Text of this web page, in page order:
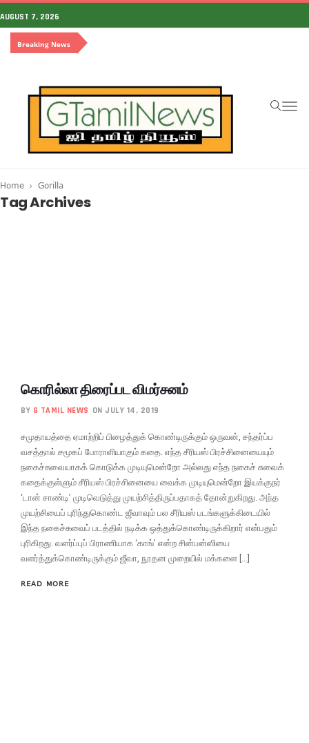
AUGUST 7, 2026
Breaking News
Home Gorilla
Tag Archives
கொரில்லா திரைப்பட விமர்சனம்
BY G TAMIL NEWS ON JULY 14, 2019
சமுதாயத்தை ஏமாற்றிப் பிழைத்துக் கொண்டிருக்கும் ஒருவன், சந்தர்ப்ப
வசத்தால் சமூகப் போராளியாகும் கதை. எந்த சீரியஸ் பிரச்சினையையும்
நகைச்சுவையாகக் கொடுக்க முடியுமென்றோ அல்லது எந்த நகைச் சுவைக்
கதைக்குள்ளும் சீரியஸ் பிரச்சினையை வைக்க முடியுமென்றோ இயக்குநர்
‘டான் சாண்டி’ முடிவெடுத்து முயற்சித்திருப்பதாகத் தோன்றுகிறது. அந்த
முயற்சியைப் புரிந்துகொண்ட ஜீவாவும் பல சீரியஸ் படங்களுக்கிடையில்
இந்த நகைச்சுவைப் படத்தில் நடிக்க ஒத்துக்கொண்டிருக்கிறார் என்பதும்
புரிகிறது. வளர்ப்புப் பிராணியாக ‘காங்’ என்ற சின்பன்ஸியை
வளர்த்துக்கொண்டிருக்கும் ஜீவா, நூதன முறையில் மக்களை […]
READ MORE